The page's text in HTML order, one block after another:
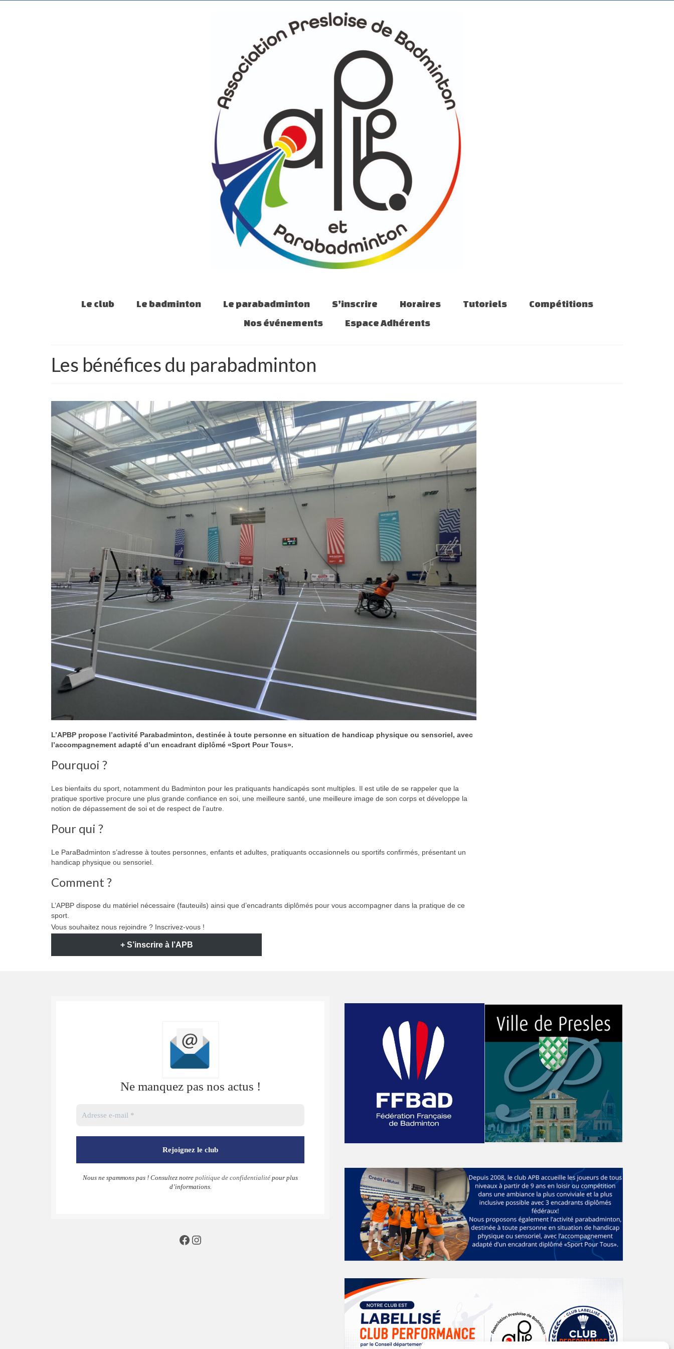
Le club Le badminton Le parabadminton S’inscrire Horaires Tutoriels
Compétitions
Nos événements
Espace Adhérents
Les bénéfices du parabadminton
L’APBP propose l’activité Parabadminton, destinée à toute personne en situation de handicap physique ou sensoriel, avec
l’accompagnement adapté d’un encadrant diplômé «Sport Pour Tous».
Pourquoi ?
Les bienfaits du sport, notamment du Badminton pour les pratiquants handicapés sont multiples. Il est utile de se rappeler que la
pratique sportive procure une plus grande confiance en soi, une meilleure santé, une meilleure image de son corps et développe la
notion de dépassement de soi et de respect de l’autre.
Pour qui ?
Le ParaBadminton s’adresse à toutes personnes, enfants et adultes, pratiquants occasionnels ou sportifs confirmés, présentant un
handicap physique ou sensoriel.
Comment ?
L’APBP dispose du matériel nécessaire (fauteuils) ainsi que d’encadrants diplômés pour vous accompagner dans la pratique de ce
sport.
Vous souhaitez nous rejoindre ? Inscrivez-vous !
+ S’inscrire à l’APB
Ne manquez pas nos actus !
Nous ne spammons pas ! Consultez notre politique de confidentialité pour plus
d’informations.
Facebook
Instagram